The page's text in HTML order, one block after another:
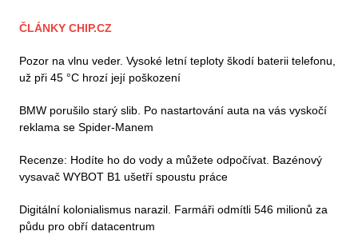
ČLÁNKY CHIP.CZ
Pozor na vlnu veder. Vysoké letní teploty škodí baterii telefonu,
už při 45 °C hrozí její poškození
BMW porušilo starý slib. Po nastartování auta na vás vyskočí
reklama se Spider-Manem
Recenze: Hodíte ho do vody a můžete odpočívat. Bazénový
vysavač WYBOT B1 ušetří spoustu práce
Digitální kolonialismus narazil. Farmáři odmítli 546 milionů za
půdu pro obří datacentrum